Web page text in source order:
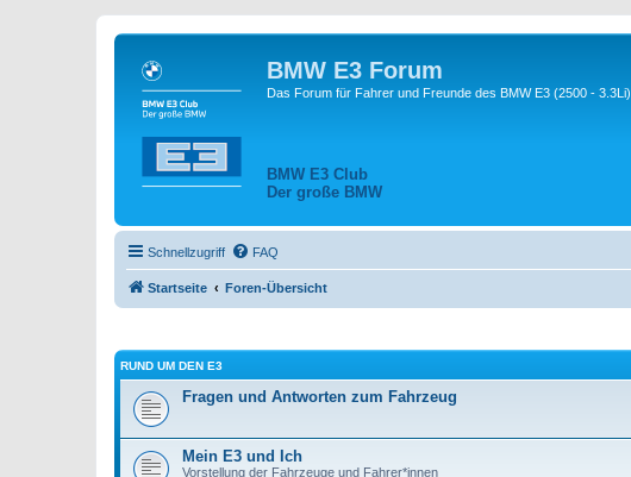
BMW E3 Forum
Das Forum für Fahrer und Freunde des BMW E3 (2500 - 3.3Li)
BMW E3 Club
Der große BMW
Schnellzugriff FAQ
Startseite Foren-Übersicht
RUND UM DEN E3
Fragen und Antworten zum Fahrzeug
Mein E3 und Ich
Vorstellung der Fahrzeuge und Fahrer*innen